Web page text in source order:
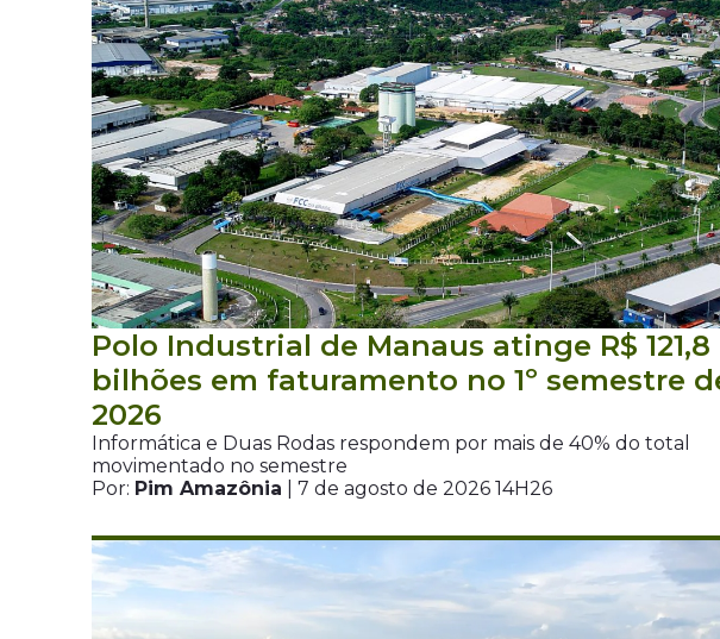
Polo Industrial de Manaus atinge R$ 121,8
bilhões em faturamento no 1º semestre
2026
Informática e Duas Rodas respondem por mais de 40% do total
movimentado no semestre
Por: Pim Amazônia | 7 de agosto de 2026 14H26